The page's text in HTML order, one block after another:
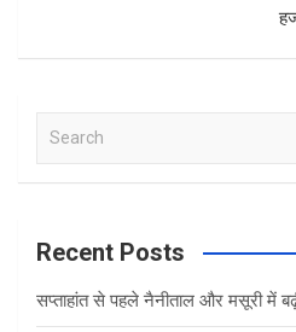
a
c
Recent Posts
सप्ताहांत से पहले नैनीताल और मसूरी में